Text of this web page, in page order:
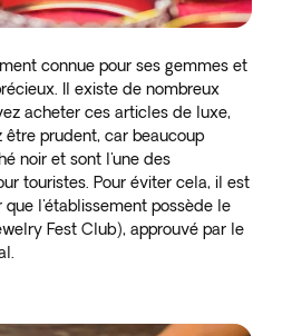
connue pour ses gemmes et
Il existe de nombreux
acheter ces articles de luxe,
prudent, car beaucoup
noir et sont l'une des
touristes. Pour éviter cela, il est
que l'établissement possède le
Fest Club), approuvé par le